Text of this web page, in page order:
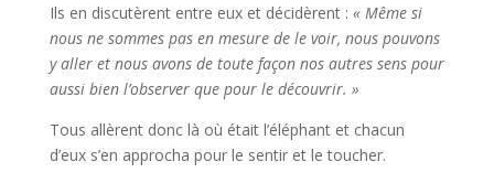
Ils en discutèrent entre eux et décidèrent : « Même si
nous ne sommes pas en mesure de le voir, nous pouvons
y aller et nous avons de toute façon nos autres sens pour
aussi bien l’observer que pour le découvrir. »
Tous allèrent donc là où était l’éléphant et chacun
d’eux s’en approcha pour le sentir et le toucher.